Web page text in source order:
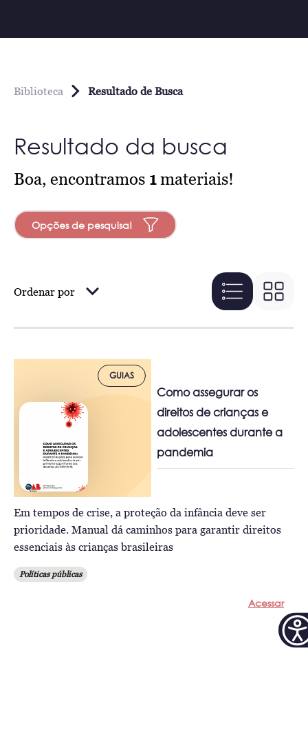
Biblioteca Resultado de Busca
Resultado da busca
Boa, encontramos 1materiais!
Opções de pesquisa!
Ordenar por
GUIAS
Como assegurar os
direitos de crianças e
adolescentes durante a
pandemia
Em tempos de crise, a proteção da infância deve ser
prioridade. Manual dá caminhos para garantir direitos
essenciais às crianças brasileiras
Políticas públicas
Acessar